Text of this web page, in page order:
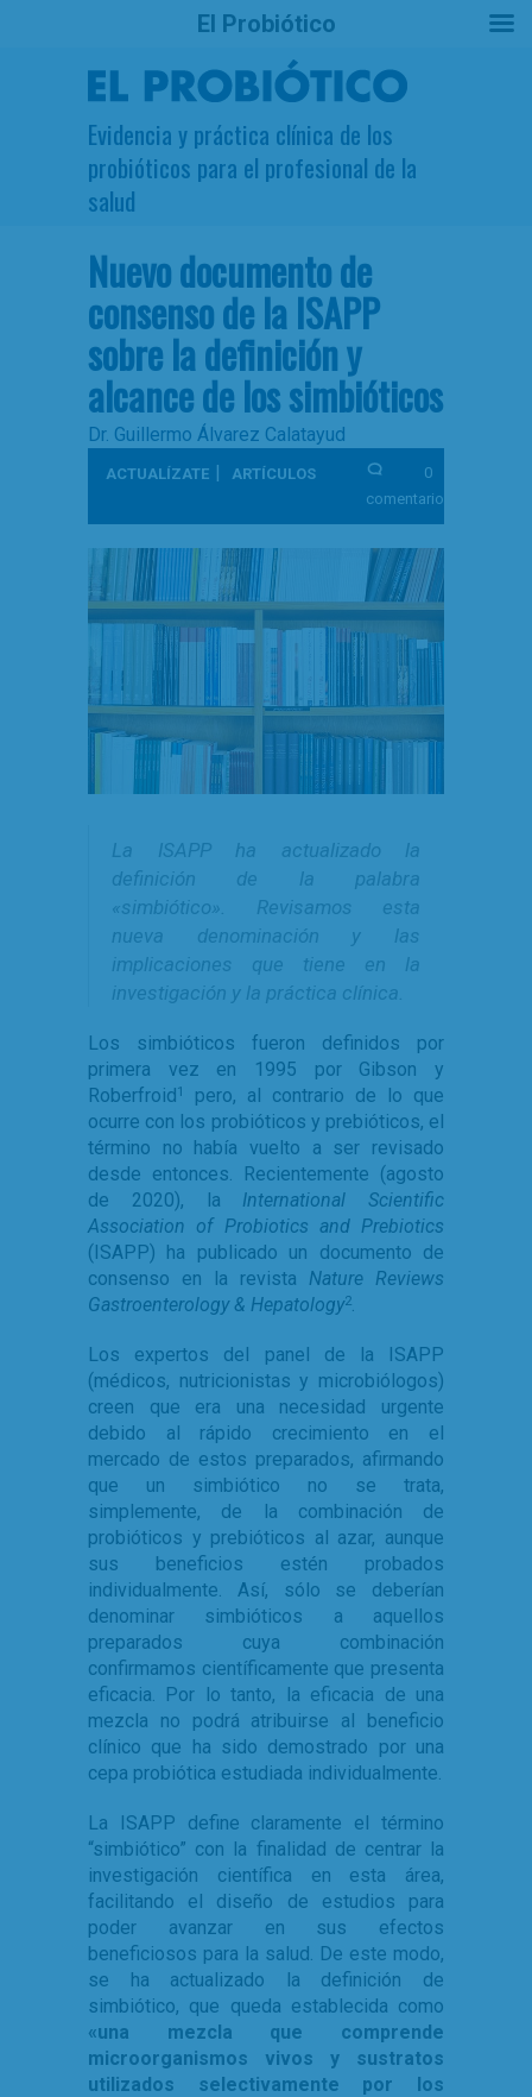
Evidencia y práctica clínica de los
probióticos para el profesional de la
salud
Nuevo documento de
consenso de la ISAPP
sobre la definición y
alcance de los simbióticos
Dr. Guillermo Álvarez Calatayud
ACTUALÍZATE | ARTÍCULOS
0
comentarios
La ISAPP ha actualizado la
definición de la palabra
«simbiótico». Revisamos esta
nueva denominación y las
implicaciones que tiene en la
investigación y la práctica clínica.
Los simbióticos fueron definidos por
primera vez en 1995 por Gibson y
Roberfroid1
pero, al contrario de lo que
ocurre con los probióticos y prebióticos, el
término no había vuelto a ser revisado
desde entonces. Recientemente (agosto
de 2020), la International Scientific
Association of Probiotics and Prebiotics
(ISAPP) ha publicado un documento de
consenso en la revista Nature Reviews
Gastroenterology & Hepatology2.
Los expertos del panel de la ISAPP
(médicos, nutricionistas y microbiólogos)
creen que era una necesidad urgente
debido al rápido crecimiento en el
mercado de estos preparados, afirmando
que un simbiótico no se trata,
simplemente, de la combinación de
probióticos y prebióticos al azar, aunque
sus beneficios estén probados
individualmente. Así, sólo se deberían
denominar simbióticos a aquellos
preparados cuya combinación
confirmamos científicamente que presenta
eficacia. Por lo tanto, la eficacia de una
mezcla no podrá atribuirse al beneficio
clínico que ha sido demostrado por una
cepa probiótica estudiada individualmente.
La ISAPP define claramente el término
“simbiótico” con la finalidad de centrar la
investigación científica en esta área,
facilitando el diseño de estudios para
poder avanzar en sus efectos
beneficiosos para la salud. De este modo,
se ha actualizado la definición de
simbiótico, que queda establecida como
«una mezcla que comprende
microorganismos vivos y sustratos
utilizados selectivamente por los
El Probiótico